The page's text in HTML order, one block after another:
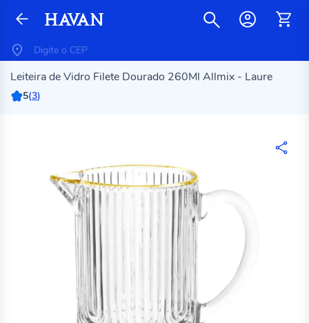
Leiteira de Vidro Filete Dourado 260Ml Allmix - Laure
5(3)